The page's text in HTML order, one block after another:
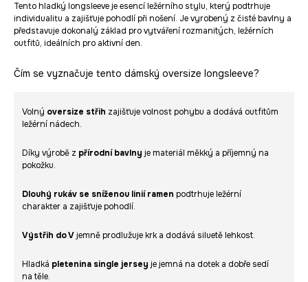
Tento hladký longsleeve je esencí ležérního stylu, který podtrhuje
individualitu a zajišťuje pohodlí při nošení. Je vyrobený z čisté bavlny a
představuje dokonalý základ pro vytváření rozmanitých, ležérních
outfitů, ideálních pro aktivní den.
Čím se vyznačuje tento dámský oversize longsleeve?
Volný oversize střih zajišťuje volnost pohybu a dodává outfitům
ležérní nádech.
Díky výrobě z přírodní bavlny je materiál měkký a příjemný na
pokožku.
Dlouhý rukáv se sníženou linií ramen podtrhuje ležérní
charakter a zajišťuje pohodlí.
Výstřih do Vjemně prodlužuje krk a dodává siluetě lehkost.
Hladká pletenina single jersey je jemná na dotek a dobře sedí
na těle.